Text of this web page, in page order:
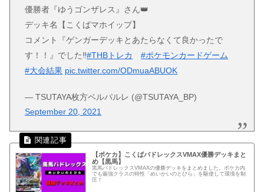
優勝者『ゆうゴンザレス』さん👑
デッキ名【こくばマホイップ】
コメント『ゲンガーデッキとあたらなくて良かったで
す！！』でした‼#THBトレカ
#ポケモンカードゲーム
#大会結果 pic.twitter.com/ODmuaABUOK
— TSUTAYA枚方ベルパルレ (@TSUTAYA_BP)
September 20, 2021
【ポケカ】こくばバドレックスVMAX優勝デッキまと
め【黒馬】
黒馬バドレックスVMAXの優勝デッキをまとめました。ポケカ内
でも最強クラスの特性「めいかいのとびら」を駆使して環境を制
圧！